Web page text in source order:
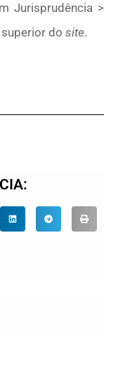
Jurisprudência >
do site.